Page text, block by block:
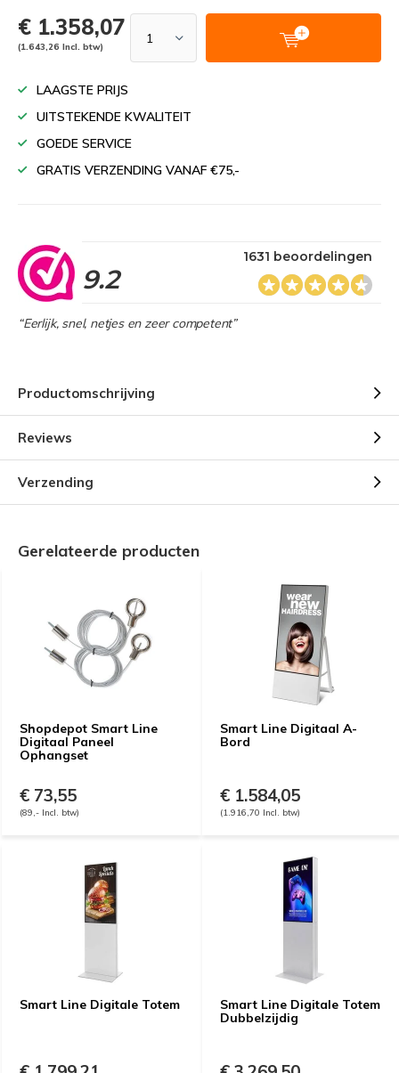
€ 1.358,07
(1.643,26 Incl. btw)
LAAGSTE PRIJS
UITSTEKENDE KWALITEIT
GOEDE SERVICE
GRATIS VERZENDING VANAF €75,-
9.2
1631 beoordelingen
“Eerlijk, snel, netjes en zeer competent”
Productomschrijving
Reviews
Verzending
Gerelateerde producten
Shopdepot Smart Line
Digitaal Paneel
Ophangset
€ 73,55
(89,- Incl. btw)
Smart Line Digitaal A-
Bord
€ 1.584,05
(1.916,70 Incl. btw)
Smart Line Digitale Totem
Smart Line Digitale Totem
Dubbelzijdig